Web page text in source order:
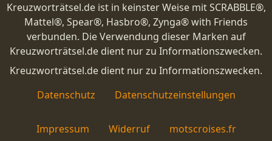
Kreuzworträtsel.de ist in keinster Weise mit SCRABBLE®,
Mattel®, Spear®, Hasbro®, Zynga® with Friends
verbunden. Die Verwendung dieser Marken auf
Kreuzworträtsel.de dient nur zu Informationszwecken.
Kreuzworträtsel.de dient nur zu Informationszwecken.
Datenschutz
Datenschutzeinstellungen
Impressum Widerruf motscroises.fr